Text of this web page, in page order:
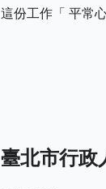
這份工作「 平常
臺北市行政